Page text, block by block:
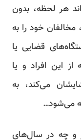
هر لحظه، بدون
مخالفان خود را به
قضایی یا
این افراد و یا
می‌کند، به
می‌شود…
و چه در سال‌های